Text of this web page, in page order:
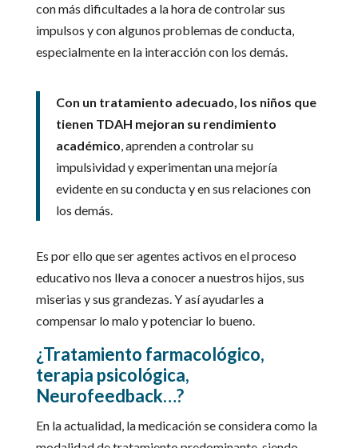
con más dificultades a la hora de controlar sus
impulsos y con algunos problemas de conducta,
especialmente en la interacción con los demás.
Con un tratamiento adecuado, los niños que
tienen TDAH mejoran su rendimiento
académico, aprenden a controlar su
impulsividad y experimentan una mejoría
evidente en su conducta y en sus relaciones con
los demás.
Es por ello que ser agentes activos en el proceso
educativo nos lleva a conocer a nuestros hijos, sus
miserias y sus grandezas. Y así ayudarles a
compensar lo malo y potenciar lo bueno.
¿Tratamiento farmacológico,
terapia psicológica,
Neurofeedback…?
En la actualidad, la medicación se considera como la